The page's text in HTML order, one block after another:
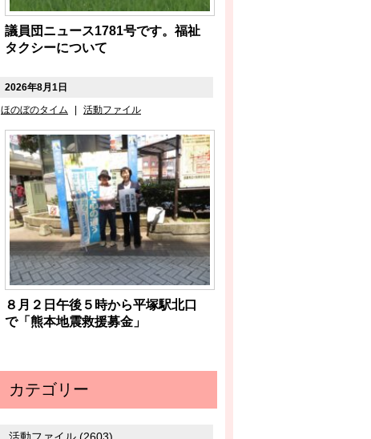
議員団ニュース1781号です。福祉
タクシーについて
2026年8月1日
ほのぼのタイム
活動ファイル
８月２日午後５時から平塚駅北口
で「熊本地震救援募金」
カテゴリー
活動ファイル (2603)